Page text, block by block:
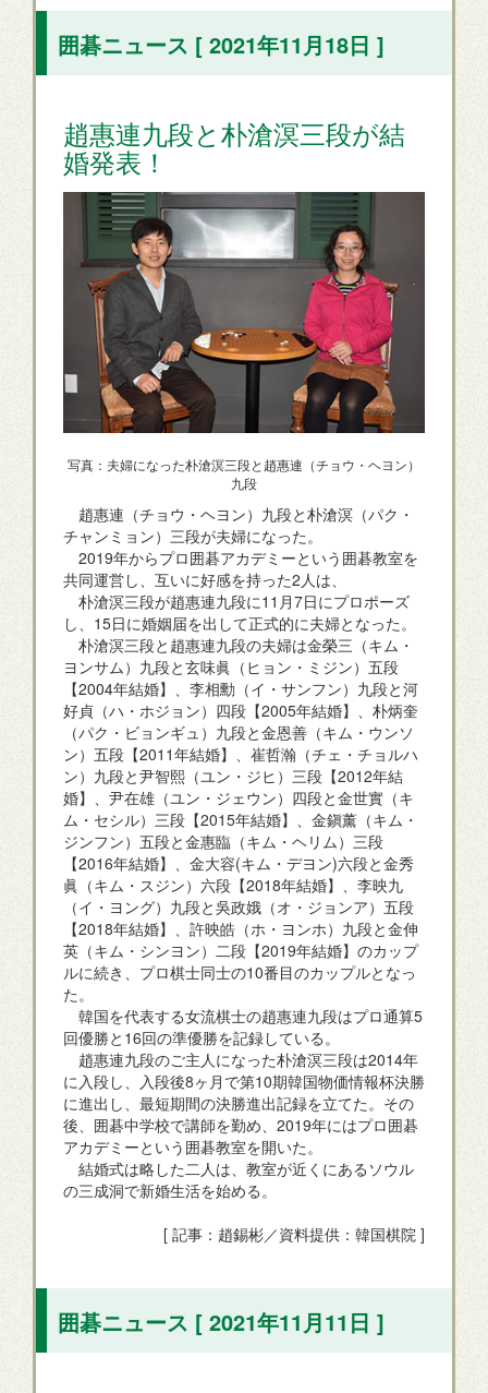
囲碁ニュース [ 2021年11月18日 ]
趙惠連九段と朴滄溟三段が結
婚発表！
写真：夫婦になった朴滄溟三段と趙惠連（チョウ・ヘヨン）
九段
趙惠連（チョウ・ヘヨン）九段と朴滄溟（パク・
チャンミョン）三段が夫婦になった。
2019年からプロ囲碁アカデミーという囲碁教室を
共同運営し、互いに好感を持った2人は、
朴滄溟三段が趙惠連九段に11月7日にプロポーズ
し、15日に婚姻届を出して正式的に夫婦となった。
朴滄溟三段と趙惠連九段の夫婦は金榮三（キム・
ヨンサム）九段と玄味眞（ヒョン・ミジン）五段
【2004年結婚】、李相勳（イ・サンフン）九段と河
好貞（ハ・ホジョン）四段【2005年結婚】、朴炳奎
（パク・ビョンギュ）九段と金恩善（キム・ウンソ
ン）五段【2011年結婚】、崔哲瀚（チェ・チョルハ
ン）九段と尹智熙（ユン・ジヒ）三段【2012年結
婚】、尹在雄（ユン・ジェウン）四段と金世實（キ
ム・セシル）三段【2015年結婚】、金鎭薰（キム・
ジンフン）五段と金惠臨（キム・ヘリム）三段
【2016年結婚】、金大容(キム・デヨン)六段と金秀
眞（キム・スジン）六段【2018年結婚】、李映九
（イ・ヨング）九段と吳政娥（オ・ジョンア）五段
【2018年結婚】、許映皓（ホ・ヨンホ）九段と金伸
英（キム・シンヨン）二段【2019年結婚】のカップ
ルに続き、プロ棋士同士の10番目のカップルとなっ
た。
韓国を代表する女流棋士の趙惠連九段はプロ通算5
回優勝と16回の準優勝を記録している。
趙惠連九段のご主人になった朴滄溟三段は2014年
に入段し、入段後8ヶ月で第10期韓国物価情報杯決勝
に進出し、最短期間の決勝進出記録を立てた。その
後、囲碁中学校で講師を勤め、2019年にはプロ囲碁
アカデミーという囲碁教室を開いた。
結婚式は略した二人は、教室が近くにあるソウル
の三成洞で新婚生活を始める。
[ 記事：趙錫彬／資料提供：韓国棋院 ]
囲碁ニュース [ 2021年11月11日 ]